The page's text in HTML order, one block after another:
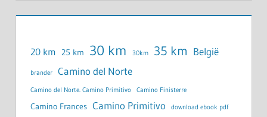
20 km 25 km 30 km 30km 35 km België
brander Camino del Norte
Camino del Norte. Camino Primitivo Camino Finisterre
Camino Frances Camino Primitivo download ebook pdf